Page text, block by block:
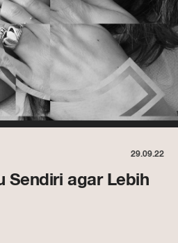
29.09.22
Sendiri agar Lebih